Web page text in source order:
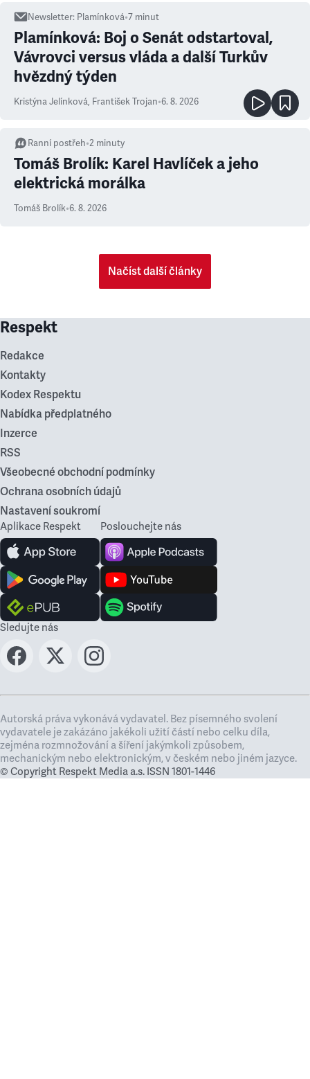
Newsletter: Plamínková•7 minut
Plamínková: Boj o Senát odstartoval,
Vávrovci versus vláda a další Turkův
hvězdný týden
Kristýna Jelínková, František Trojan•6. 8. 2026
Ranní postřeh•2 minuty
Tomáš Brolík: Karel Havlíček a jeho
elektrická morálka
Tomáš Brolík•6. 8. 2026
Načíst další články
Respekt
Redakce
Kontakty
Kodex Respektu
Nabídka předplatného
Inzerce
RSS
Všeobecné obchodní podmínky
Ochrana osobních údajů
Nastavení soukromí
Aplikace Respekt Poslouchejte nás
Sledujte nás
Autorská práva vykonává vydavatel. Bez písemného svolení
vydavatele je zakázáno jakékoli užití částí nebo celku díla,
zejména rozmnožování a šíření jakýmkoli způsobem,
mechanickým nebo elektronickým, v českém nebo jiném jazyce.
© Copyright Respekt Media a.s. ISSN 1801-1446